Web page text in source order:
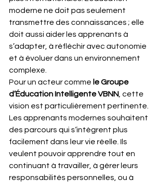
moderne ne doit pas seulement
transmettre des connaissances ; elle
doit aussi aider les apprenants à
s’adapter, à réfléchir avec autonomie
et à évoluer dans un environnement
complexe.
Pour un acteur comme le Groupe
d’Éducation Intelligente VBNN , cette
vision est particulièrement pertinente.
Les apprenants modernes souhaitent
des parcours qui s’intègrent plus
facilement dans leur vie réelle. Ils
veulent pouvoir apprendre tout en
continuant à travailler, à gérer leurs
responsabilités personnelles, ou à